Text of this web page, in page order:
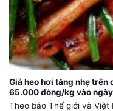
Giá heo hơi tăng nhẹ trên
65.000 đồng/kg vào
Theo báo Thế giới và